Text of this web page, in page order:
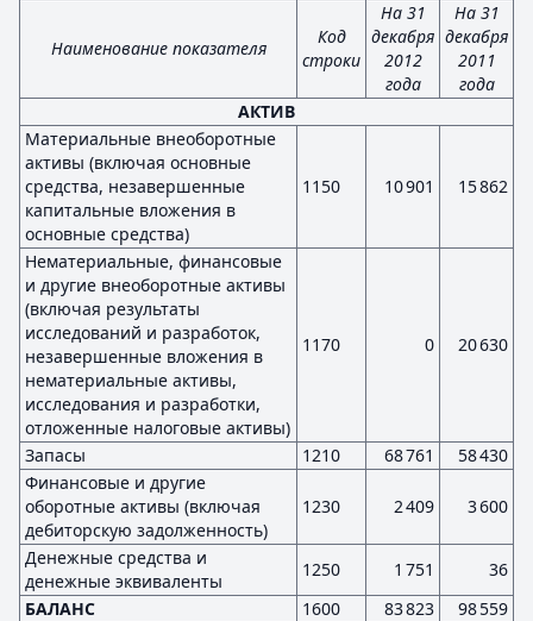
Наименование показателя
Код
строки
На 31
декабря
2012
года
На 31
декабря
2011
года
АКТИВ
Материальные внеоборотные
активы (включая основные
средства, незавершенные
капитальные вложения в
основные средства)
1150 10 901 15 862
Нематериальные, финансовые
и другие внеоборотные активы
(включая результаты
исследований и разработок,
незавершенные вложения в
нематериальные активы,
исследования и разработки,
отложенные налоговые активы)
1170 0 20 630
Запасы 1210 68 761
58 430
Финансовые и другие
оборотные активы (включая
дебиторскую задолженность)
1230 2 409 3 600
Денежные средства и
денежные эквиваленты
1250 1 751
36
БАЛАНС
1600 83 823
98 559